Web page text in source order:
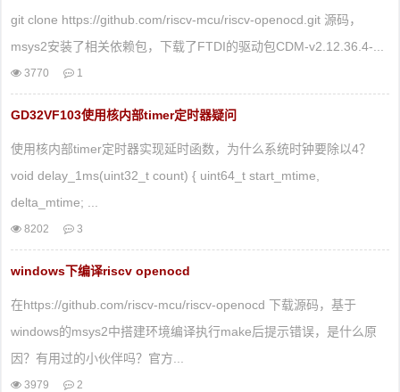
git clone https://github.com/riscv-mcu/riscv-openocd.git 源码，
msys2安装了相关依赖包，下载了FTDI的驱动包CDM-v2.12.36.4-...
3770 1
GD32VF103使用核内部timer定时器疑问
使用核内部timer定时器实现延时函数，为什么系统时钟要除以4？
void delay_1ms(uint32_t count) { uint64_t start_mtime,
delta_mtime; ...
8202 3
windows下编译riscv openocd
在https://github.com/riscv-mcu/riscv-openocd 下载源码，基于
windows的msys2中搭建环境编译执行make后提示错误，是什么原
因？有用过的小伙伴吗？官方...
3979 2